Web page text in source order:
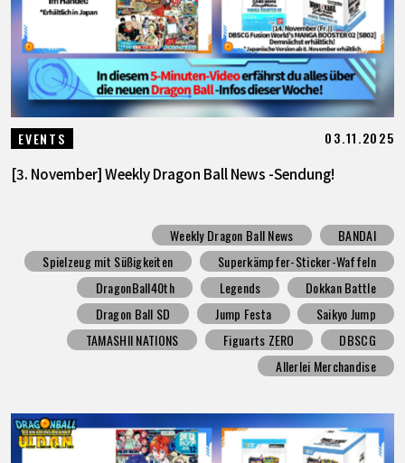
EVENTS 03.11.2025
[3. November] Weekly Dragon Ball News -Sendung!
Weekly Dragon Ball News
BANDAI
Spielzeug mit Süßigkeiten
Superkämpfer-Sticker-Waffeln
DragonBall40th
Legends
Dokkan Battle
Dragon Ball SD
Jump Festa
Saikyo Jump
TAMASHII NATIONS
Figuarts ZERO
DBSCG
Allerlei Merchandise